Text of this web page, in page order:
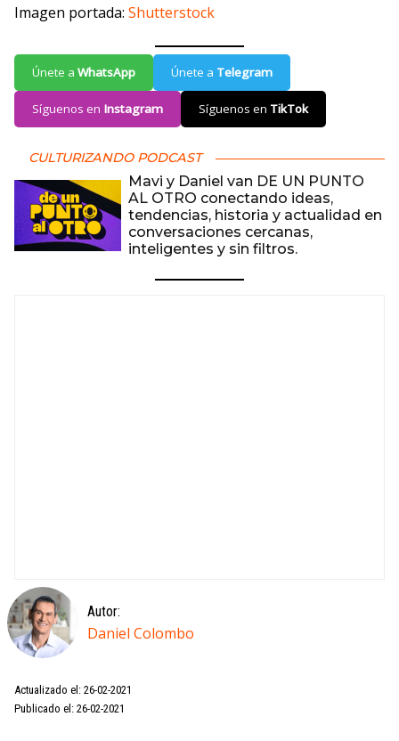
Imagen portada: Shutterstock
Únete a WhatsApp Únete a Telegram
Síguenos en Instagram Síguenos en TikTok
CULTURIZANDO PODCAST
Mavi y Daniel van DE UN PUNTO
AL OTRO conectando ideas,
tendencias, historia y actualidad en
conversaciones cercanas,
inteligentes y sin filtros.
Autor:
Daniel Colombo
Actualizado el: 26-02-2021
Publicado el: 26-02-2021